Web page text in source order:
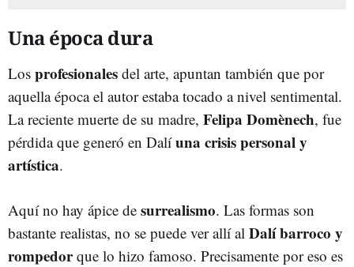
Una época dura
Los profesionales del arte, apuntan también que por
aquella época el autor estaba tocado a nivel sentimental.
La reciente muerte de su madre, Felipa Domènech, fue
pérdida que generó en Dalíuna crisis personal y
artística.
Aquí no hay ápice de surrealismo. Las formas son
bastante realistas, no se puede ver allí al Dalí barroco y
rompedorque lo hizo famoso. Precisamente por eso es